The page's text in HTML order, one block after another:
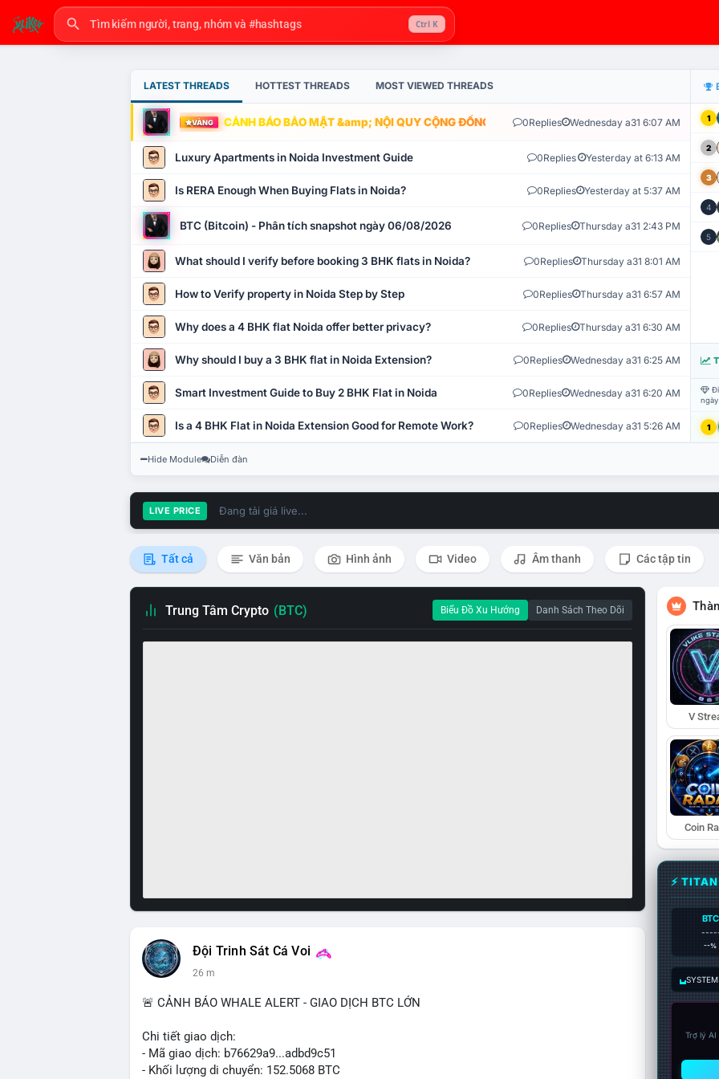
Ctrl K
LATEST THREADS HOTTEST THREADS MOST VIEWED THREADS
VÀNG CẢNH BÁO BẢO MẬT &amp; NỘI QUY CỘNG ĐỒNG VLIKE.VN: HỆ THỐNG GIÁM SÁT TỰ
0Replies Wednesday a31 6:07 AM
Luxury Apartments in Noida Investment Guide 0Replies Yesterday at 6:13 AM
Is RERA Enough When Buying Flats in Noida? 0Replies Yesterday at 5:37 AM
BTC (Bitcoin) - Phân tích snapshot ngày 06/08/2026 0Replies Thursday a31 2:43 PM
What should I verify before booking 3 BHK flats in Noida? 0Replies Thursday a31 8:01 AM
How to Verify property in Noida Step by Step 0Replies Thursday a31 6:57 AM
Why does a 4 BHK flat Noida offer better privacy? 0Replies Thursday a31 6:30 AM
Why should I buy a 3 BHK flat in Noida Extension? 0Replies Wednesday a31 6:25 AM
Smart Investment Guide to Buy 2 BHK Flat in Noida 0Replies Wednesday a31 6:20 AM
Is a 4 BHK Flat in Noida Extension Good for Remote Work? 0Replies Wednesday a31 5:26 AM
1
2
3
4
5
1
Hide Module Diễn đàn
LIVE PRICE Đang tải giá live...
Tất cả Văn bản Hình ảnh Video Âm thanh Các tập tin
Trung Tâm Crypto (BTC) Biểu Đồ Xu Hướng Danh Sách Theo Dõi
Đội Trinh Sát Cá Voi
26 m
🚨 CẢNH BÁO WHALE ALERT - GIAO DỊCH BTC LỚN
Chi tiết giao dịch:
- Mã giao dịch: b76629a9...adbd9c51
- Khối lượng di chuyển: 152.5068 BTC
V
Coin
⚡
BTC
--%
Trợ lý